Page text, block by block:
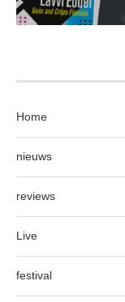
Home
nieuws
reviews
Live
festival